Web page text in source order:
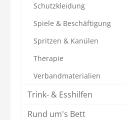
Schutzkleidung
Spiele & Beschäftigung
Spritzen & Kanülen
Therapie
Verbandmaterialien
Trink- & Esshilfen
Rund um's Bett